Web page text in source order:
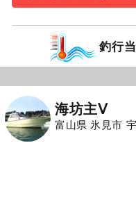
釣行
海坊主Ⅴ
富山県 氷見市